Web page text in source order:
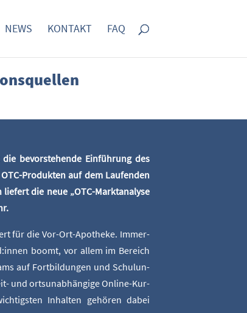
NEWS KON­TAKT FAQ
bevor­ste­hen­de Ein­füh­rung des
Pro­duk­ten auf dem Lau­fen­den
die neue „OTC-Markt­ana­ly­se
für die Vor-Ort-Apo­the­ke. Immer­
boomt, vor allem im Bereich
auf Fort­bil­dun­gen und Schu­lun­
und orts­un­ab­hän­gi­ge Online-Kur­
Inhal­ten gehö­ren dabei